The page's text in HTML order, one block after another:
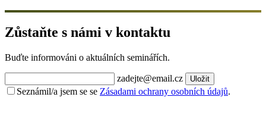
Zůstaňte s námi v kontaktu
Buďte informováni o aktuálních seminářích.
zadejte@email.cz Uložit
Seznámil/a jsem se se Zásadami ochrany osobních údajů.